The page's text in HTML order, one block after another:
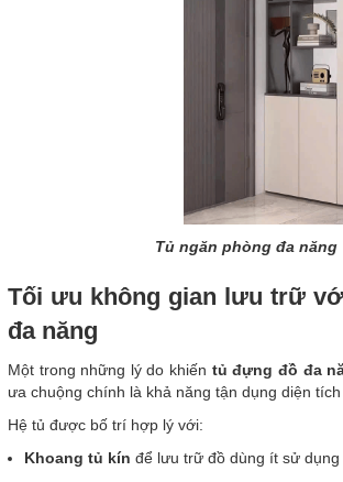
Tủ ngăn phòng đa năng
Tối ưu không gian lưu trữ
đa năng
Một trong những lý do khiến tủ đựng đồ đa
ưa chuộng chính là khả năng tận dụng diện tích
Hệ tủ được bố trí hợp lý với:
Khoang tủ kín để lưu trữ đồ dùng ít sử dụng